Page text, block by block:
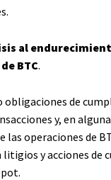
al
BTC.
obligaciones de
y, en
operaciones de
y acciones